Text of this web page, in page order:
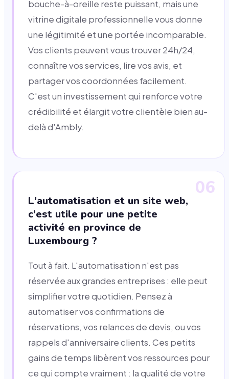
bouche-à-oreille reste puissant, mais une
vitrine digitale professionnelle vous donne
une légitimité et une portée incomparable.
Vos clients peuvent vous trouver 24h/24,
connaître vos services, lire vos avis, et
partager vos coordonnées facilement.
C'est un investissement qui renforce votre
crédibilité et élargit votre clientèle bien au-
delà d'Ambly.
06
L'automatisation et un site web,
c'est utile pour une petite
activité en province de
Luxembourg ?
Tout à fait. L'automatisation n'est pas
réservée aux grandes entreprises : elle peut
simplifier votre quotidien. Pensez à
automatiser vos confirmations de
réservations, vos relances de devis, ou vos
rappels d'anniversaire clients. Ces petits
gains de temps libèrent vos ressources pour
ce qui compte vraiment : la qualité de votre